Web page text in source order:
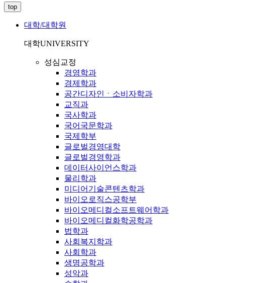
top
대학/대학원
대학UNIVERSITY
성심교정
경영학과
경제학과
공간디자인ㆍ소비자학과
교직과
국사학과
국어국문학과
국제학부
글로벌경영대학
글로벌경영학과
데이터사이언스학과
물리학과
미디어기술콘텐츠학과
바이오로직스공학부
바이오메디컬소프트웨어학과
바이오메디컬화학공학과
법학과
사회복지학과
사회학과
생명공학과
성악과